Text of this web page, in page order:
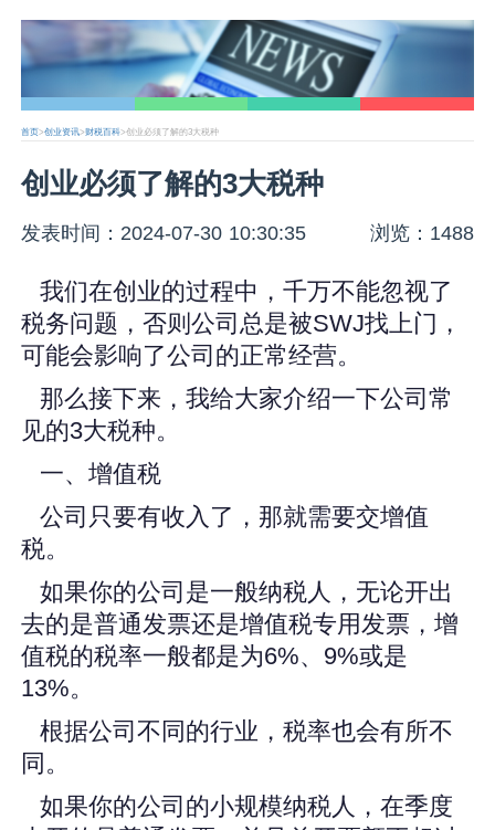
首页>创业资讯>财税百科>创业必须了解的3大税种
创业必须了解的3大税种
发表时间：2024-07-30 10:30:35 浏览：1488
我们在创业的过程中，千万不能忽视了
税务问题，否则公司总是被SWJ找上门，
可能会影响了公司的正常经营。
那么接下来，我给大家介绍一下公司常
见的3大税种。
一、增值税
公司只要有收入了，那就需要交增值
税。
如果你的公司是一般纳税人，无论开出
去的是普通发票还是增值税专用发票，增
值税的税率一般都是为6%、9%或是
13%。
根据公司不同的行业，税率也会有所不
同。
如果你的公司的小规模纳税人，在季度